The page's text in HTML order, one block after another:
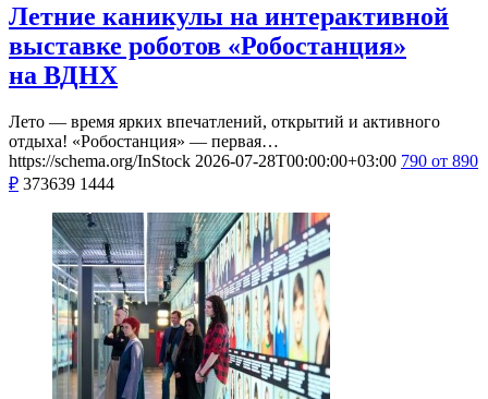
Летние каникулы на интерактивной
выставке роботов «Робостанция»
на ВДНХ
Лето — время ярких впечатлений, открытий и активного
отдыха! «Робостанция» — первая…
https://schema.org/InStock 2026-07-28T00:00:00+03:00 790 от 890
₽ 373639 1444